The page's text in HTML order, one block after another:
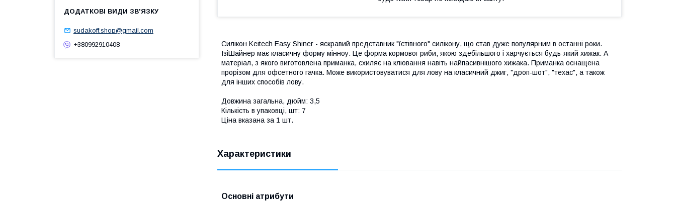
Силікон Keitech Easy Shiner - яскравий представник "їстівного" силікону, що став дуже популярним в останні роки.
ІзіШайнер має класичну форму мінноу. Це форма кормової риби, якою здебільшого і харчується будь-який хижак. А
матеріал, з якого виготовлена приманка, схиляє на клювання навіть найпасивнішого хижака. Приманка оснащена
прорізом для офсетного гачка. Може використовуватися для лову на класичний джиг, "дроп-шот", "техас", а також
для інших способів лову.
Довжина загальна, дюйм: 3,5
Кількість в упаковці, шт: 7
Ціна вказана за 1 шт.
Характеристики
Основні атрибути
sudakoff.shop@gmail.com
+380992910408